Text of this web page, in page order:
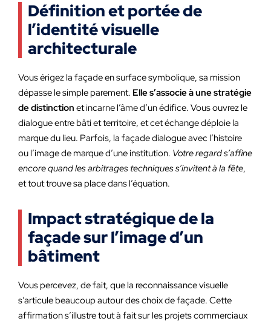
Définition et portée de
l’identité visuelle
architecturale
Vous érigez la façade en surface symbolique, sa mission
dépasse le simple parement. Elle s’associe à une stratégie
de distinction et incarne l’âme d’un édifice. Vous ouvrez le
dialogue entre bâti et territoire, et cet échange déploie la
marque du lieu. Parfois, la façade dialogue avec l’histoire
ou l’image de marque d’une institution. Votre regard s’affine
encore quand les arbitrages techniques s’invitent à la fête,
et tout trouve sa place dans l’équation.
Impact stratégique de la
façade sur l’image d’un
bâtiment
Vous percevez, de fait, que la reconnaissance visuelle
s’articule beaucoup autour des choix de façade. Cette
affirmation s’illustre tout à fait sur les projets commerciaux